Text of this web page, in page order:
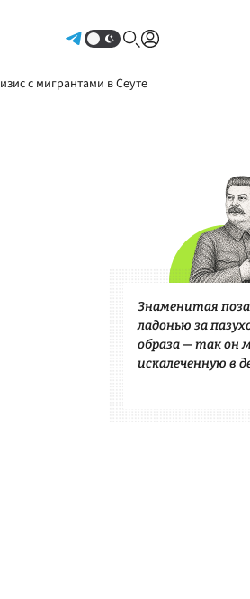
с мигрантами в Сеуте
Знаменитая
ладонью за
образа — так он
искалеченную в